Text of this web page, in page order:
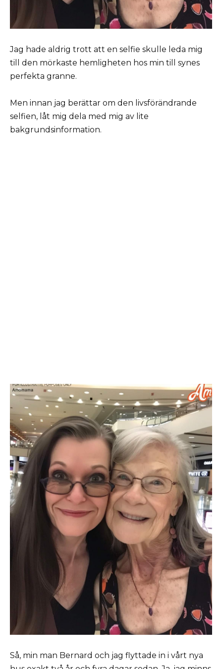
Jag hade aldrig trott att en selfie skulle leda mig
till den mörkaste hemligheten hos min till synes
perfekta granne.
Men innan jag berättar om den livsförändrande
selfien, låt mig dela med mig av lite
bakgrundsinformation.
Så, min man Bernard och jag flyttade in i vårt nya